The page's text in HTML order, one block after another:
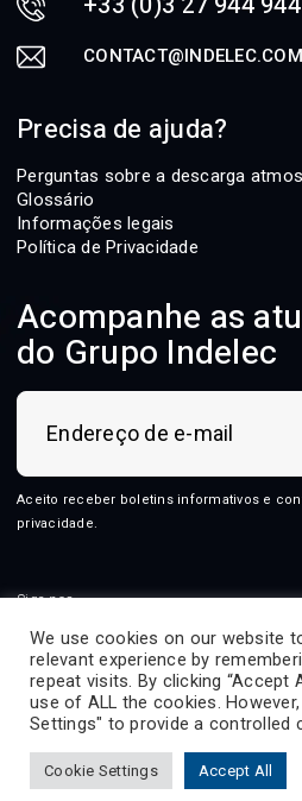
CONTACT@INDELEC.COM
Precisa de ajuda?
Perguntas sobre a descarga
Glossário
Informações legais
Política de Privacidade
Acompanhe as
do Grupo Indelec
Aceito receber boletins informativos e
privacidade.
Siga-nos
2026 © Indelec
Produtos Inovação
Contacto
We use cookies on our website
relevant experience by
repeat visits. By clicking “Accept
use of ALL the cookies.
Settings" to provide a controlled
Cookie Settings Accept All